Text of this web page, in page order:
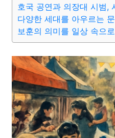
맛집 IT 컴퓨터 기술
의료 의학 경제 마케
교통 생활 기타
호국 공연과 의장대 시범,
다양한 세대를 아우르는
보훈의 의미를 일상 속으